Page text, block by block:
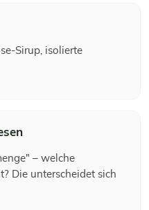
Sirup, isolierte
– welche
Die unterscheidet sich